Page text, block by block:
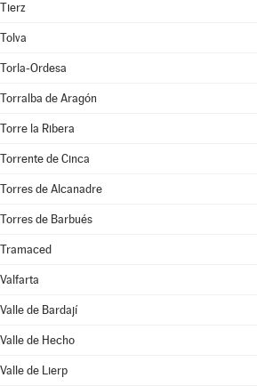
Tierz
Tolva
Torla-Ordesa
Torralba de Aragón
Torre la Ribera
Torrente de Cinca
Torres de Alcanadre
Torres de Barbués
Tramaced
Valfarta
Valle de Bardají
Valle de Hecho
Valle de Lierp